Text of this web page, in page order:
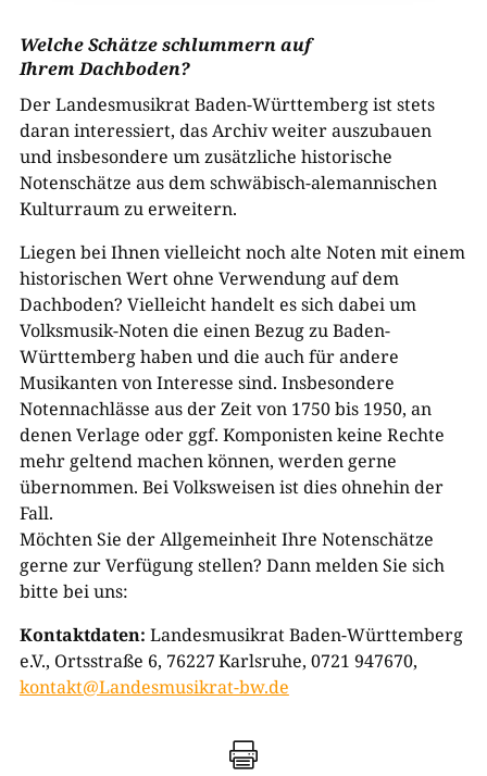
Welche Schätze schlummern auf
Ihrem Dachboden?
Der Landesmusikrat Baden-​Württemberg ist stets
daran interessiert, das Archiv weiter auszubauen
und insbesondere um zusätzliche historische
Notenschätze aus dem schwäbisch-​alemannischen
Kulturraum zu erweitern.
Liegen bei Ihnen vielleicht noch alte Noten mit einem
historischen Wert ohne Verwendung auf dem
Dachboden? Vielleicht handelt es sich dabei um
Volksmusik-​Noten die einen Bezug zu Baden-​
Württemberg haben und die auch für andere
Musikanten von Interesse sind. Insbesondere
Notennachlässe aus der Zeit von 1750 bis 1950, an
denen Verlage oder ggf. Komponisten keine Rechte
mehr geltend machen können, werden gerne
übernommen. Bei Volksweisen ist dies ohnehin der
Fall.
Möchten Sie der Allgemeinheit Ihre Notenschätze
gerne zur Verfügung stellen? Dann melden Sie sich
bitte bei uns:
Kontaktdaten: Landesmusikrat Baden-​Württemberg
e.V., Ortsstraße 6, 76227 Karlsruhe, 0721 947670,
kontakt@Landesmusikrat-bw.de
